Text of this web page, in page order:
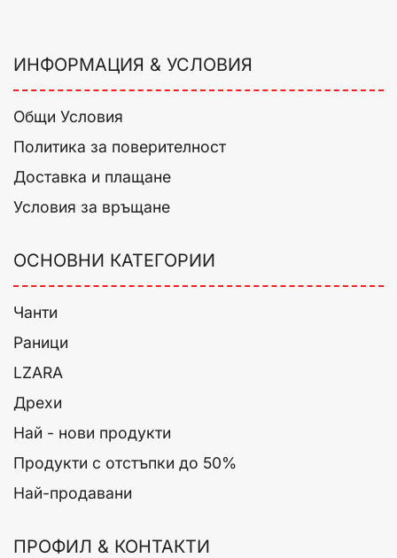
ИНФОРМАЦИЯ & УСЛОВИЯ
Общи Условия
Политика за поверителност
Доставка и плащане
Условия за връщане
ОСНОВНИ КАТЕГОРИИ
Чанти
Раници
LZARA
Дрехи
Най - нови продукти
Продукти с отстъпки до 50%
Най-продавани
ПРОФИЛ & КОНТАКТИ